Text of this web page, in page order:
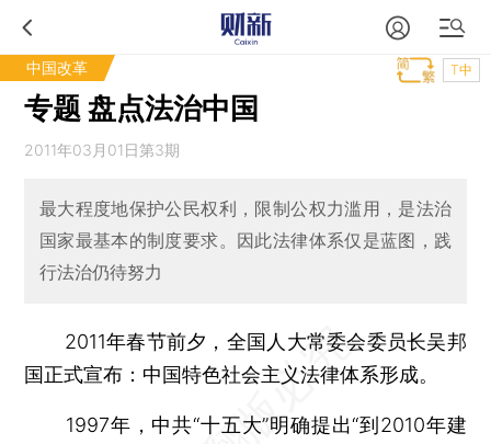
中国改革 T中
专题 盘点法治中国
2011年03月01日第3期
最大程度地保护公民权利，限制公权力滥用，是法治
国家最基本的制度要求。因此法律体系仅是蓝图，践
行法治仍待努力
2011年春节前夕，全国人大常委会委员长吴邦
国正式宣布：中国特色社会主义法律体系形成。
1997年，中共“十五大”明确提出“到2010年建